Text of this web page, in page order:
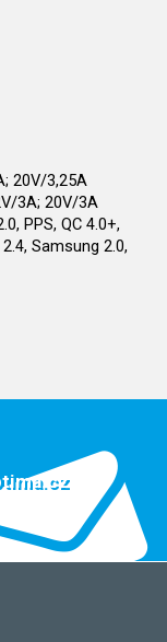
20V/3,25A
3A; 20V/3A
PPS, QC 4.0+,
2.4, Samsung 2.0,